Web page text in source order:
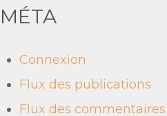
MÉTA
Connexion
Flux des publications
Flux des commentaires